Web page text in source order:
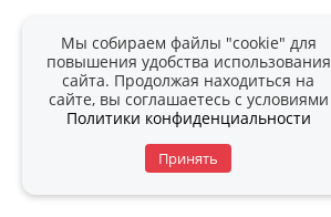
Мы собираем файлы "cookie" для
повышения удобства использования
сайта. Продолжая находиться на
сайте, вы соглашаетесь с условиями
Политики конфиденциальности
Принять